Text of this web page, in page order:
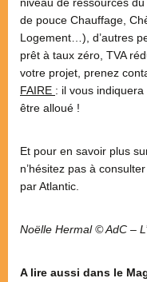
niveau de ressources
de pouce Chauffage,
Logement…), d’autres
prêt à taux zéro, TVA
votre projet, prenez
FAIRE : il vous
être alloué !
Et pour en savoir plus
n’hésitez pas à
par Atlantic.
Noëlle Hermal © AdC –
A lire aussi dans le